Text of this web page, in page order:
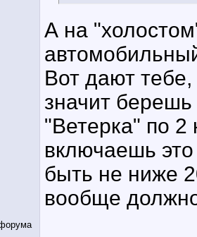
А на
Вот дают
значит
"Ветерка" по 2
включаешь
быть не ниже
вообще